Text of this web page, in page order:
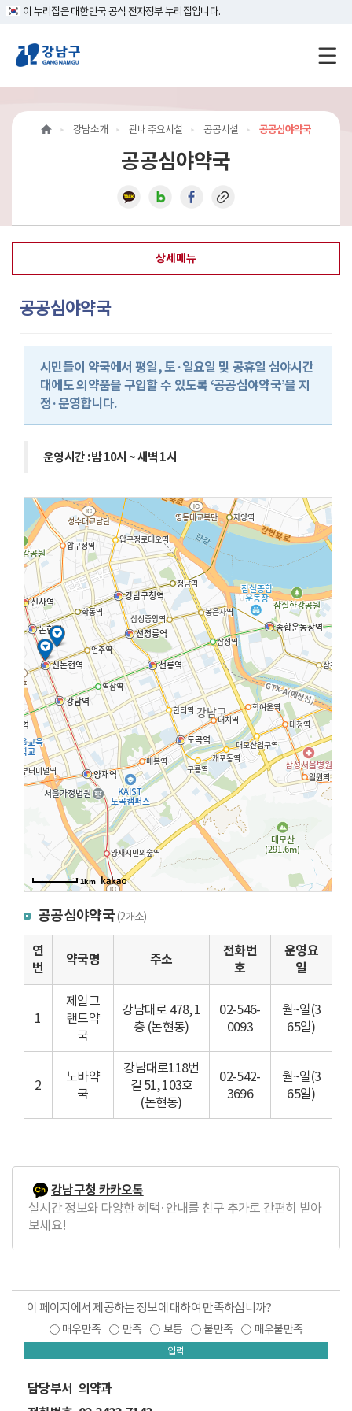
이 누리집은 대한민국 공식 전자정부 누리집입니다.
강
남
구
지
메
인
동
강남소개 관내 주요시설 공공시설 공공심야약국
공공심야약국
상세메뉴
공공심야약국
시민들이 약국에서 평일, 토·일요일 및 공휴일 심야시간
대에도 의약품을 구입할 수 있도록 ‘공공심야약국’을 지
정·운영합니다.
운영시간 : 밤 10시 ~ 새벽 1시
1km
공공심야약국(2개소)
연
번
약국명 주소
전화번
호
운영요
일
1
제일그
랜드약
국
강남대로 478, 1
층 (논현동)
02-546-
0093
월~일(3
65일)
2
노바약
국
강남대로118번
길 51, 103호
(논현동)
02-542-
3696
월~일(3
65일)
강남구청 카카오톡
실시간 정보와 다양한 혜택·안내를 친구 추가로 간편히 받아
보세요!
이 페이지에서 제공하는 정보에 대하여 만족하십니까?
매우만족 만족 보통 불만족 매우불만족
입력
담당부서 의약과